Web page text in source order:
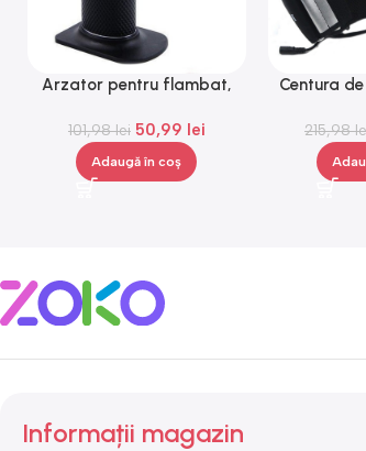
Arzator pentru flambat,
Gonga®
101,98lei 50,99 lei
Adaugă în coș
Centura
215,98
Informații magazin